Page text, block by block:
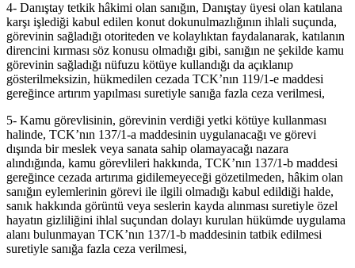
4- Danıştay tetkik hâkimi olan sanığın, Danıştay üyesi olan katılana
karşı işlediği kabul edilen konut dokunulmazlığının ihlali suçunda,
görevinin sağladığı otoriteden ve kolaylıktan faydalanarak, katılanın
direncini kırması söz konusu olmadığı gibi, sanığın ne şekilde kamu
görevinin sağladığı nüfuzu kötüye kullandığı da açıklanıp
gösterilmeksizin, hükmedilen cezada TCK’nın 119/1-e maddesi
gereğince artırım yapılması suretiyle sanığa fazla ceza verilmesi,
5- Kamu görevlisinin, görevinin verdiği yetki kötüye kullanması
halinde, TCK’nın 137/1-a maddesinin uygulanacağı ve görevi
dışında bir meslek veya sanata sahip olamayacağı nazara
alındığında, kamu görevlileri hakkında, TCK’nın 137/1-b maddesi
gereğince cezada artırıma gidilemeyeceği gözetilmeden, hâkim olan
sanığın eylemlerinin görevi ile ilgili olmadığı kabul edildiği halde,
sanık hakkında görüntü veya seslerin kayda alınması suretiyle özel
hayatın gizliliğini ihlal suçundan dolayı kurulan hükümde uygulama
alanı bulunmayan TCK’nın 137/1-b maddesinin tatbik edilmesi
suretiyle sanığa fazla ceza verilmesi,